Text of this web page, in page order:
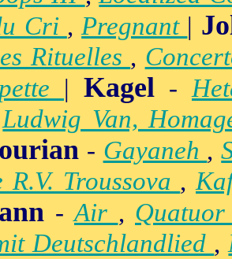
Cri ,Pregnant |
Rituelles ,
| Kagel -
Ludwig Van,
- Gayaneh ,
Troussova ,
-Air ,
Deutschlandlied ,